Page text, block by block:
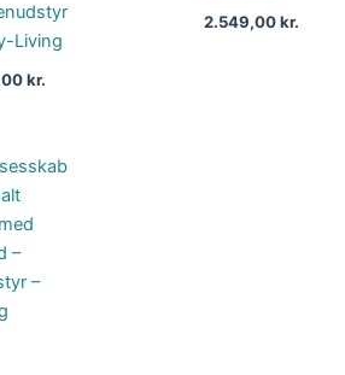
Living
kr.
2.549,00kr.
–
–